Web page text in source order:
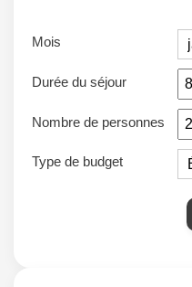
Mois
Durée du séjour
Nombre de personnes
Type de budget